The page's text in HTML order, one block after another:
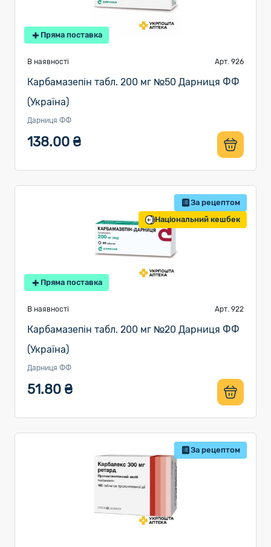
Пряма поставка
В наявності Арт. 926
Карбамазепін табл. 200 мг №50 Дарниця ФФ
(Україна)
Дарниця ФФ
138.00 ₴
За рецептом
Національний кешбек
Пряма поставка
В наявності Арт. 922
Карбамазепін табл. 200 мг №20 Дарниця ФФ
(Україна)
Дарниця ФФ
51.80 ₴
За рецептом